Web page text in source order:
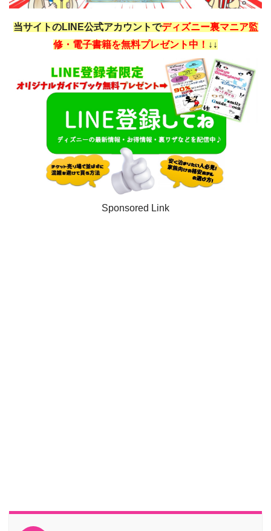
当サイトのLINE公式アカウントでディズニー裏マニア監
修・電子書籍を無料プレゼント中！ ↓↓
Sponsored Link